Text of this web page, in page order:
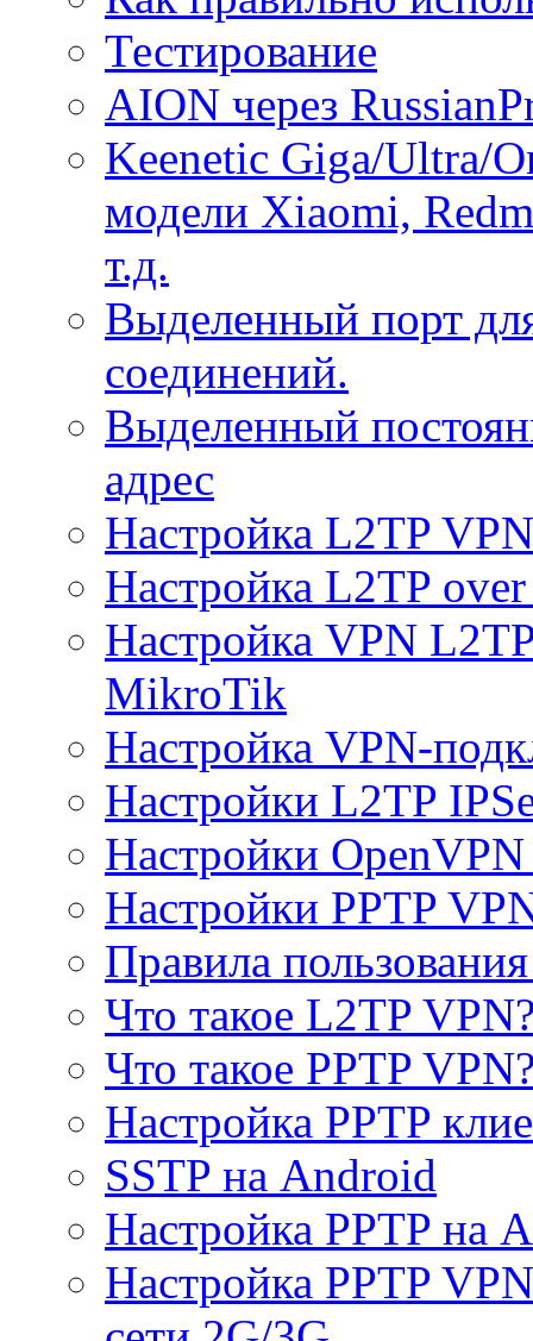
Тестирование
AION через
Keenetic Giga/Ultra/
модели Xiaomi,
т.д.
Выделенный порт
соединений.
Выделенный
адрес
Настройка L2TP
Настройка L2TP
Настройка VPN
MikroTik
Настройка VPN-
Настройки L2TP
Настройки
Настройки PPTP
Правила
Что такое L2TP
Что такое PPTP
Настройка PPTP
SSTP на Android
Настройка PPTP на
Настройка PPTP